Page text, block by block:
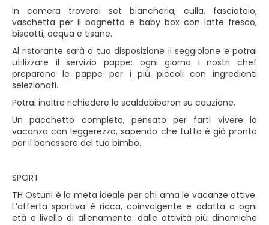
In camera troverai set biancheria, culla, fasciatoio,
vaschetta per il bagnetto e baby box con latte fresco,
biscotti, acqua e tisane.
Al ristorante sarà a tua disposizione il seggiolone e potrai
utilizzare il servizio pappe: ogni giorno i nostri chef
preparano le pappe per i più piccoli con ingredienti
selezionati.
Potrai inoltre richiedere lo scaldabiberon su cauzione.
Un pacchetto completo, pensato per farti vivere la
vacanza con leggerezza, sapendo che tutto è già pronto
per il benessere del tuo bimbo.
SPORT
TH Ostuni è la meta ideale per chi ama le vacanze attive.
L’offerta sportiva è ricca, coinvolgente e adatta a ogni
età e livello di allenamento: dalle attività più dinamiche